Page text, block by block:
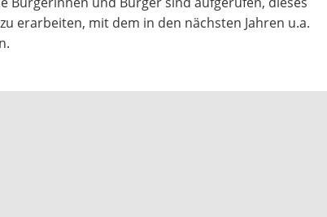
erarbeiten, mit dem in den nächsten Jahren u.a.